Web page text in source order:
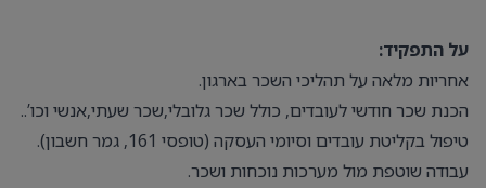
על התפקיד:
אחריות מלאה על תהליכי השכר בארגון.
הכנת שכר חודשי לעובדים, כולל שכר גלובלי,שכר שעתי,אנשי וכו’..
טיפול בקליטת עובדים וסיומי העסקה (טופסי 161, גמר חשבון).
עבודה שוטפת מול מערכות נוכחות ושכר.